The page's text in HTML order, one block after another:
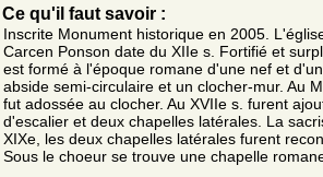
Ce qu'il faut savoir :
Inscrite Monument historique en 2005.
Carcen Ponson date du XIIe s. Fortifié et
est formé à l'époque romane d'une nef et
abside semi-circulaire et un clocher-mur. Au
fut adossée au clocher. Au XVIIe s. furent
d'escalier et deux chapelles latérales. La
XIXe, les deux chapelles latérales furent
Sous le choeur se trouve une chapelle